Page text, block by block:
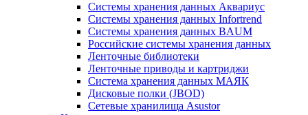
Системы хранения данных Аквариус
Системы хранения данных Infortrend
Системы хранения данных BAUM
Российские системы хранения данных
Ленточные библиотеки
Ленточные приводы и картриджи
Система хранения данных МАЯК
Дисковые полки (JBOD)
Сетевые хранилища Asustor